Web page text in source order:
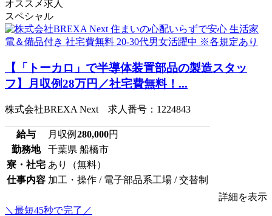
オススメ求人
スペシャル
【「トーカロ」で半導体装置部品の製造スタッ
フ】月収例28万円／社宅費無料！...
株式会社BREXA Next 求人番号：1224843
給与 月収例 280,000円
勤務地
千葉県 船橋市
寮・社宅 あり（無料）
仕事内容 加工・操作 / 電子部品系工場 / 交替制
詳細を表示
＼最短45秒で完了／